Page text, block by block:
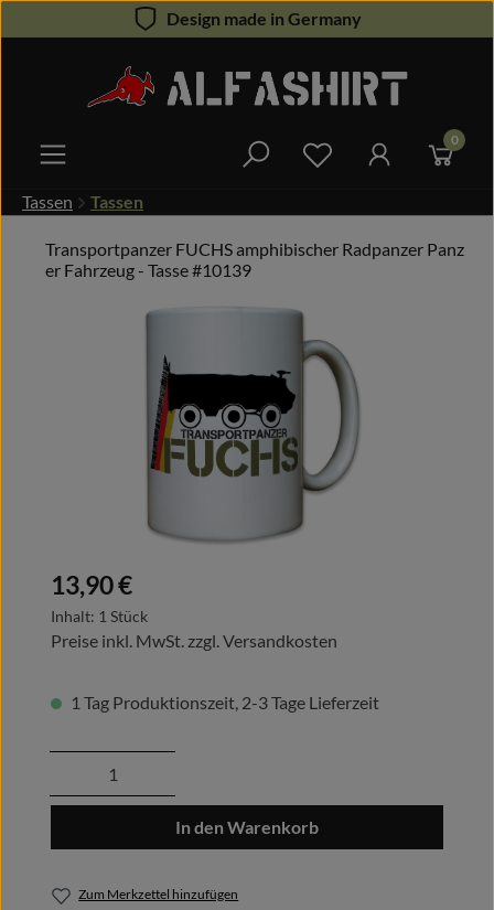
Zum Hauptinhalt springenDesign made in Germany
Du hast 0 0
Tassen Tassen
Transportpanzer FUCHS amphibischer Radpanzer Panz
er Fahrzeug - Tasse #10139
Bildergalerie überspringen
Regulärer Preis:
13,90 €
Inhalt: 1 Stück
Preise inkl. MwSt. zzgl. Versandkosten
1 Tag Produktionszeit, 2-3 Tage Lieferzeit
Produkt Anzahl: Gib den gewünschten
In den Warenkorb
Zum Merkzettel hinzufügen